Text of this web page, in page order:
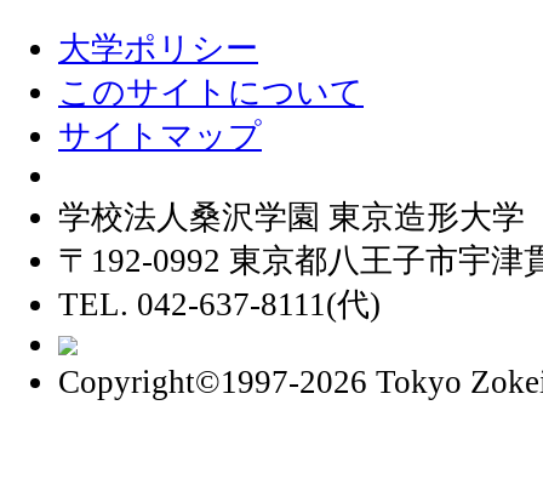
大学ポリシー
このサイトについて
サイトマップ
学校法人桑沢学園 東京造形大学
〒192-0992 東京都八王子市宇津
TEL. 042-637-8111(代)
Copyright©1997-2026 Tokyo